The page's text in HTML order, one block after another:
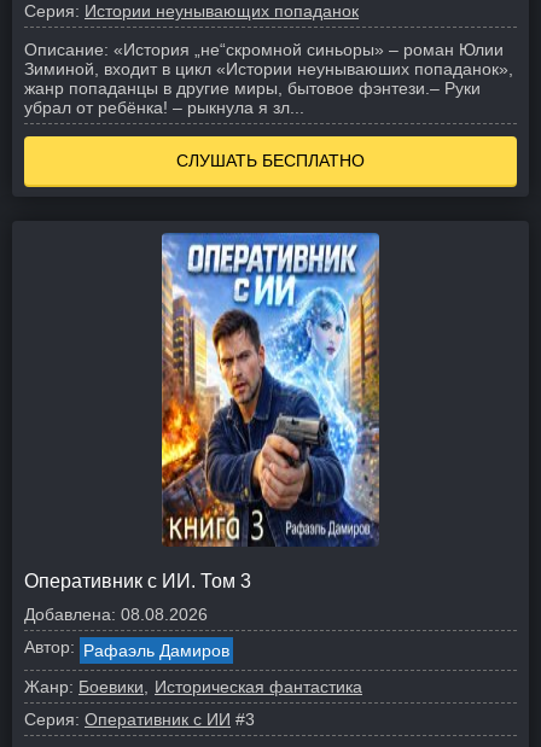
Серия: Истории неунывающих попаданок
Описание: «История „не“скромной синьоры» – роман Юлии
Зиминой, входит в цикл «Истории неунываюших попаданок»,
жанр попаданцы в другие миры, бытовое фэнтези. – Руки
убрал от ребёнка! – рыкнула я зл...
СЛУШАТЬ БЕСПЛАТНО
Оперативник с ИИ. Том 3
Добавлена: 08.08.2026
Автор: Рафаэль Дамиров
Жанр: Боевики
Историческая фантастика
Серия: Оперативник с ИИ #3